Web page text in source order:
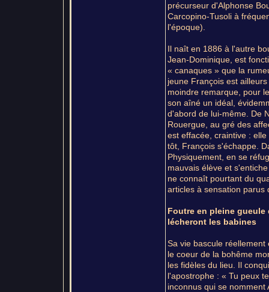
précurseur d'Alphonse
Carcopino-Tusoli à
l'époque).
Il naît en 1886 à l'autre
Jean-Dominique, est
« canaques » que la
jeune François est
moindre remarque, pour
son aîné un idéal,
d'abord de lui-même. De
Rouergue, au gré des
est effacée, craintive :
tôt, François s'échappe.
Physiquement, en se
mauvais élève et
ne connaît pourtant du
articles à sensation parus
Foutre en pleine
lécheront les babines
Sa vie bascule
le coeur de la bohême
les fidèles du lieu. Il
l'apostrophe : « Tu peux
inconnus qui se